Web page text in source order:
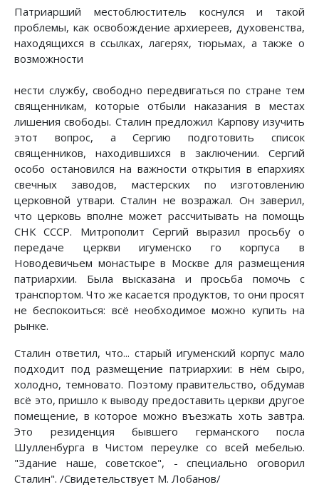
Патриарший местоблюститель коснулся и такой
проблемы, как освобождение архиереев, духовенства,
находящихся в ссылках, лагерях, тюрьмах, а также о
возможности
нести службу, свободно передвигаться по стране тем
священникам, которые отбыли наказания в местах
лишения свободы. Сталин предложил Карпову изучить
этот вопрос, а Сергию подготовить список
священников, находившихся в заключении. Сергий
особо остановился на важности открытия в епархиях
свечных заводов, мастерских по изготовлению
церковной утвари. Сталин не возражал. Он заверил,
что церковь вполне может рассчитывать на помощь
СНК СССР. Митрополит Сергий выразил просьбу о
передаче церкви игуменско го корпуса в
Новодевичьем монастыре в Москве для размещения
патриархии. Была высказана и просьба помочь с
транспортом. Что же касается продуктов, то они просят
не беспокоиться: всё необходимое можно купить на
рынке.
Сталин ответил, что... старый игуменский корпус мало
подходит под размещение патриархии: в нём сыро,
холодно, темновато. Поэтому правительство, обдумав
всё это, пришло к выводу предоставить церкви другое
помещение, в которое можно въезжать хоть завтра.
Это резиденция бывшего германского посла
Шулленбурга в Чистом переулке со всей мебелью.
"Здание наше, советское", - специально оговорил
Сталин". /Свидетельствует М. Лобанов/